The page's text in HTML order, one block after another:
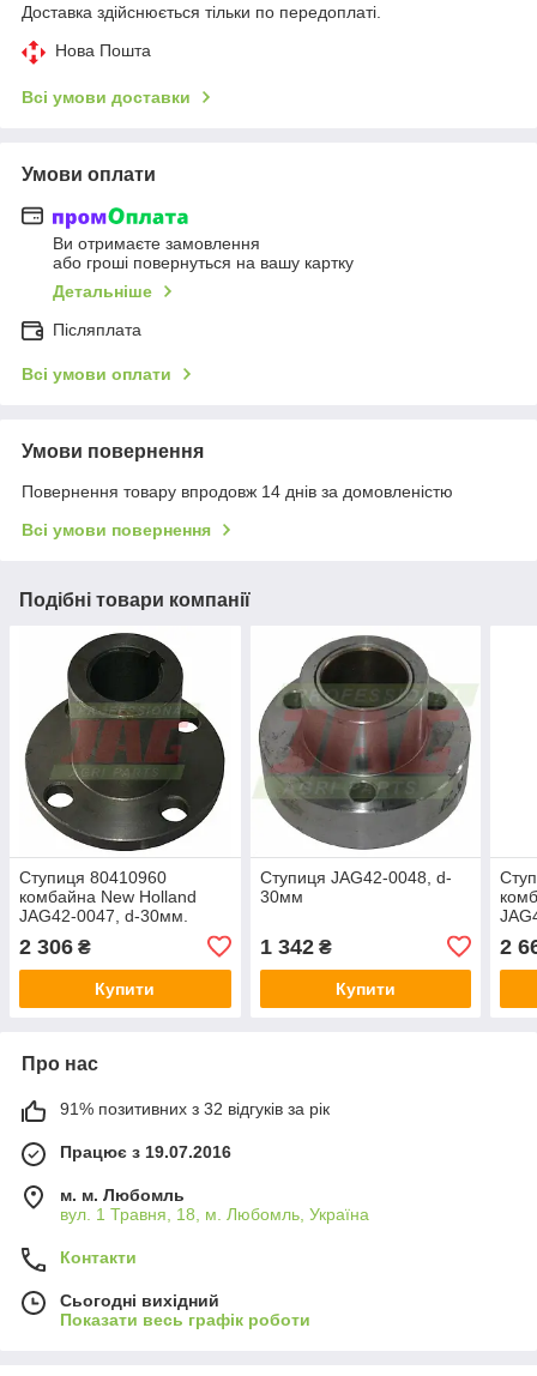
Доставка здійснюється тільки по передоплаті.
Нова Пошта
Всі умови доставки
Умови оплати
Ви отримаєте замовлення
або гроші повернуться на вашу картку
Детальніше
Післяплата
Всі умови оплати
Умови повернення
Повернення товару впродовж 14 днів за домовленістю
Всі умови повернення
Подібні товари компанії
Ступиця 80410960
комбайна New Holland
JAG42-0047, d-30мм.
2 306 ₴
Купити
Ступиця JAG42-0048, d-
30мм
1 342₴
Купити
2
Про нас
91% позитивних з 32 відгуків за рік
Працює з 19.07.2016
м. м. Любомль
вул. 1 Травня, 18, м. Любомль, Україна
Контакти
Сьогодні вихідний
Показати весь графік роботи